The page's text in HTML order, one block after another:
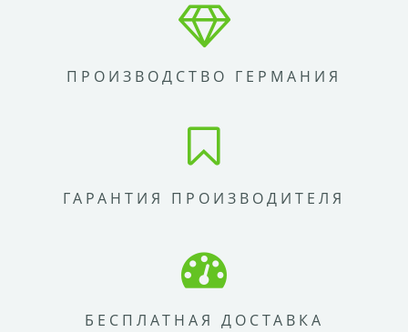
ПРОИЗВОДСТВО ГЕРМАНИЯ
ГАРАНТИЯ ПРОИЗВОДИТЕЛЯ
БЕСПЛАТНАЯ ДОСТАВКА